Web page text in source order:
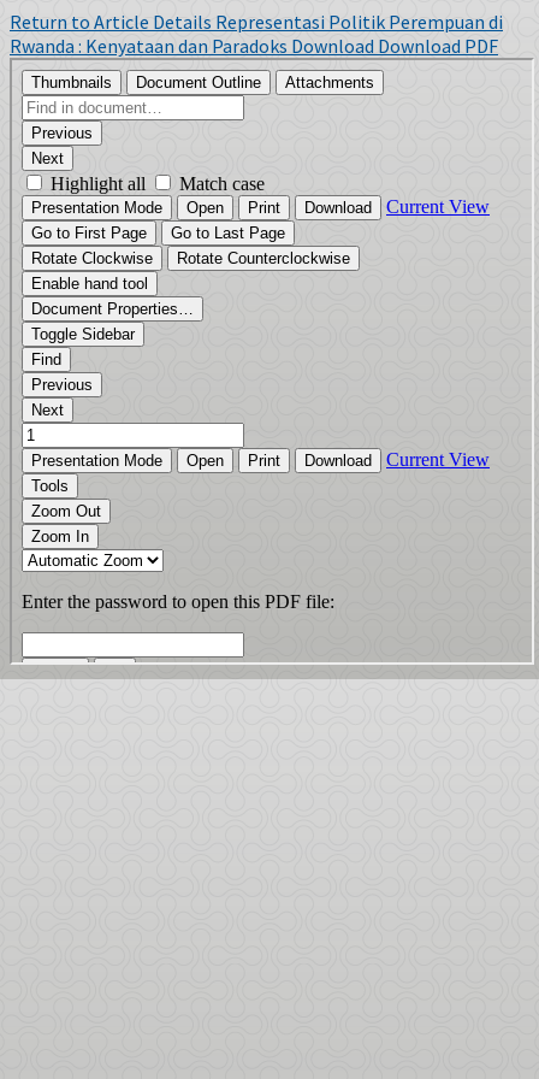
Return to Article Details Representasi Politik Perempuan di
Rwanda : Kenyataan dan Paradoks Download Download PDF